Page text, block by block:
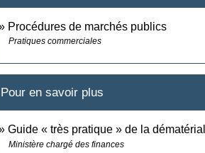
Procédures de marchés publics
Pratiques commerciales
Pour en savoir plus
Guide « très pratique » de la
Ministère chargé des finances